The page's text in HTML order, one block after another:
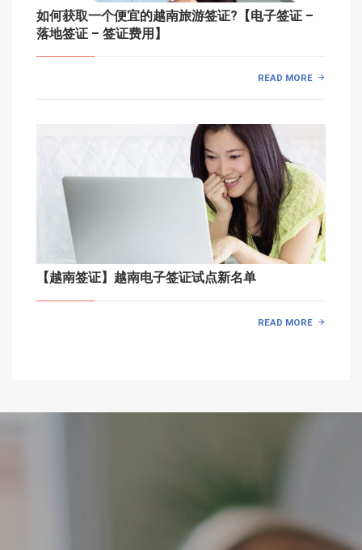
如何获取一个便宜的越南旅游签证?【电子签证 –
落地签证 – 签证费用】
READ MORE
【越南签证】越南电子签证试点新名单
READ MORE